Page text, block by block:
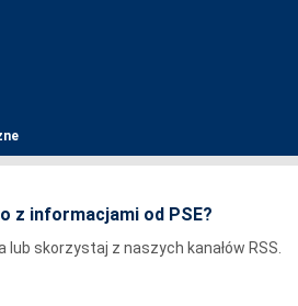
z informacjami od PSE?
skorzystaj z naszych kanałów RSS.